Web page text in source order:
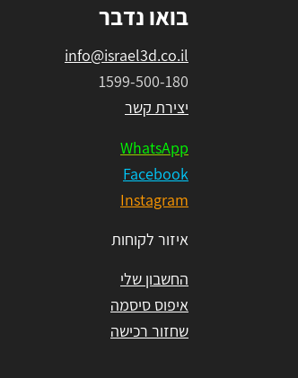
בואו נדבר
info@israel3d.co.il
1599-500-180
יצירת קשר
WhatsApp
Facebook
Instagram
איזור לקוחות
החשבון שלי
איפוס סיסמה
שחזור רכישה